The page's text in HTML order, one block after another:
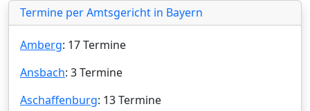
Termine per Amtsgericht in Bayern
Amberg: 17 Termine
Ansbach: 3 Termine
Aschaffenburg: 13 Termine